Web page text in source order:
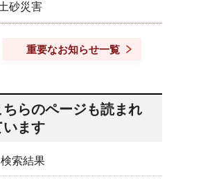
砂災害
重要なお知らせ一覧
ちらのページも読まれ
います
検索結果